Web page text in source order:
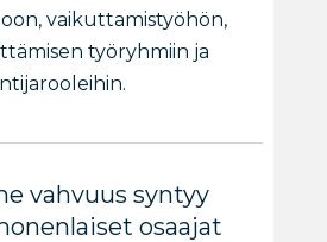
vaikuttamistyöhön,
työryhmiin ja
vahvuus syntyy
osaajat